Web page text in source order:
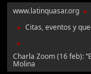
www.latinquasar.org ►
► Citas, eventos y
►
Charla Zoom (16 feb):
Molina